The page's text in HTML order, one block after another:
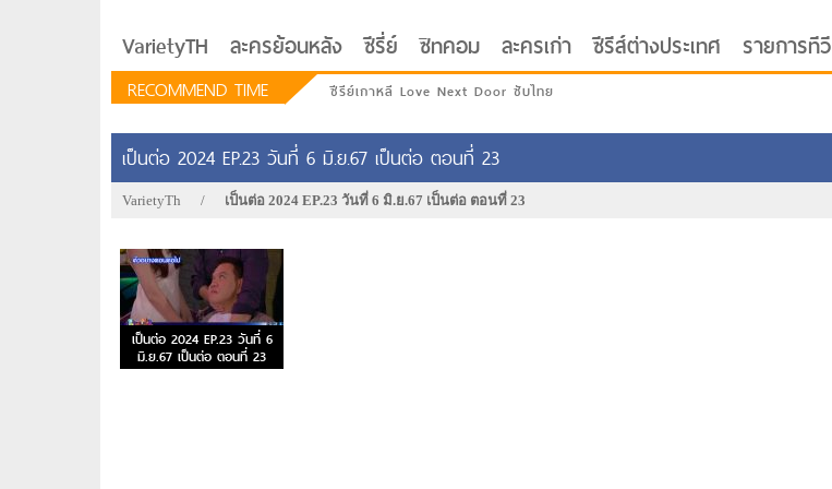
VarietyTH ละครย้อนหลัง ซีรี่ย์ ซิทคอม ละครเก่า ซีรีส์ต่างประเทศ รายการทีวี
RECOMMEND TIME ซีรีย์เกาหลี Love Next Door ซับไทย
เป็นต่อ 2024 EP.23 วันที่ 6 มิ.ย.67 เป็นต่อ ตอนที่ 23
VarietyTh / เป็นต่อ 2024 EP.23 วันที่ 6 มิ.ย.67 เป็นต่อ ตอนที่ 23
เป็นต่อ 2024 EP.23 วันที่ 6
มิ.ย.67 เป็นต่อ ตอนที่ 23